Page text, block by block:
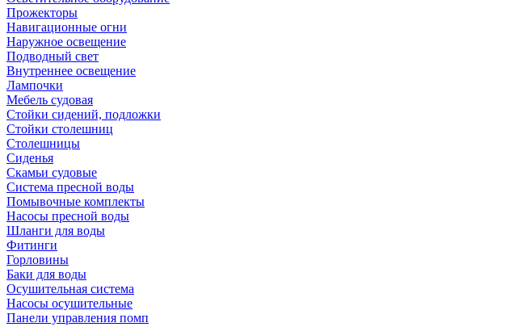
Прожекторы
Навигационные огни
Наружное освещение
Подводный свет
Внутреннее освещение
Лампочки
Мебель судовая
Стойки сидений, подложки
Стойки столешниц
Столешницы
Сиденья
Скамьи судовые
Система пресной воды
Помывочные комплекты
Насосы пресной воды
Шланги для воды
Фитинги
Горловины
Баки для воды
Осушительная система
Насосы осушительные
Панели управления помп